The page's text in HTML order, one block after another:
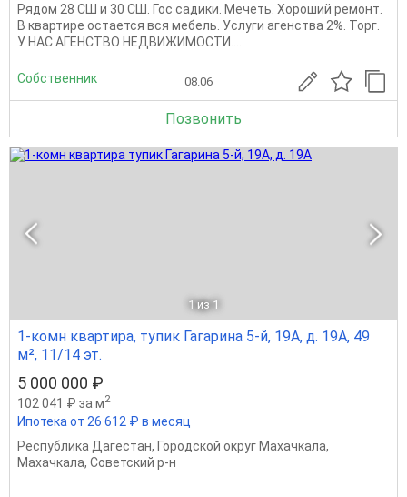
Рядом 28 СШ и 30 СШ. Гос садики. Мечеть. Хороший ремонт.
В квартире остается вся мебель. Услуги агенства 2%. Торг.
У НАС АГЕНСТВО НЕДВИЖИМОСТИ....
Собственник 08.06
Позвонить
1 из 1
1-комн квартира, тупик Гагарина 5-й, 19А, д. 19А, 49
м², 11/14 эт.
5 000 000 ₽
102 041 ₽ за м2
Ипотека от 26 612 ₽ в месяц
Республика Дагестан, Городской округ Махачкала,
Махачкала, Советский р-н